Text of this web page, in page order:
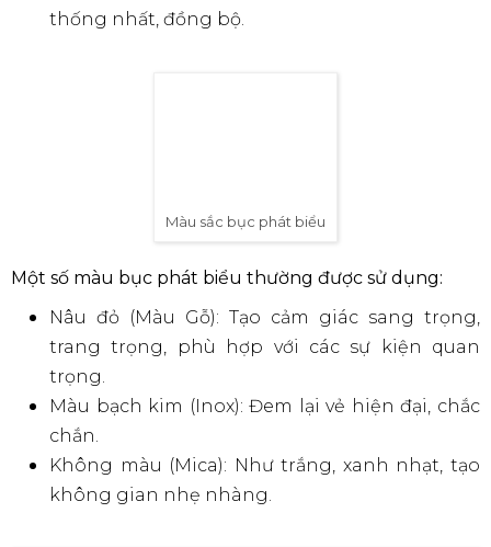
Màu sắc bục phát biểu
Thông thường, màu sắc bục phát biểu được lựa chọn
dựa trên các nguyên tắc sau:
Sự tương phản: Màu sắc bục phát biểu nên
tương phản với màu sắc của không gian tổ
chức sự kiện để tạo điểm nhấn.
Sự hài hòa: Màu sắc bục phát biểu nên hài hòa
với màu sắc của chủ đề sự kiện để tạo nên sự